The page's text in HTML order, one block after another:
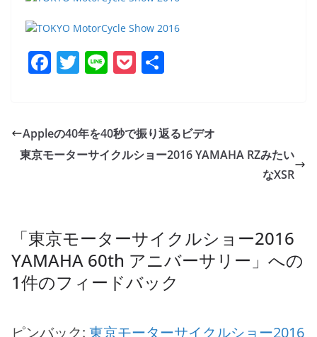
F
e
b
T
er
Li P
et
Appleの40年を40秒で振り返るビデオ
東京モーターサイクルショー2016 YAMAHA RZみたい
なXSR
「東京モーターサイクルショー2016
YAMAHA 60th アニバーサリー 」への
1件のフィードバック
ピンバック: 東京モーターサイクルショー2016